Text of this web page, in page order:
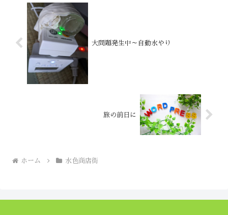
大問題発生中～自動水やり
旅の前日に
ホーム 水色商店街